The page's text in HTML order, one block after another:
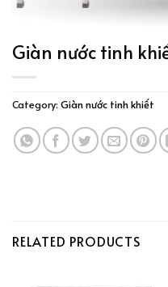
Giàn nước tinh
Category: Giàn nước tinh khiết
RELATED PRODUCTS